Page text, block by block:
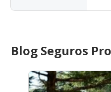
Blog Seguros